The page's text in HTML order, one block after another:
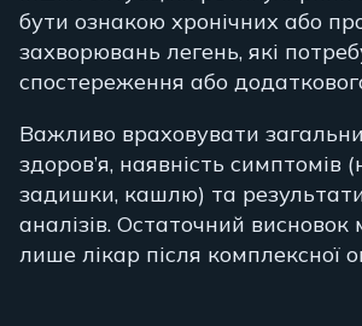
бути ознакою хронічних або
захворювань легень, які
спостереження або
Важливо враховувати
здоров’я, наявність симптомів
задишки, кашлю) та
аналізів. Остаточний
лише лікар після комплексної